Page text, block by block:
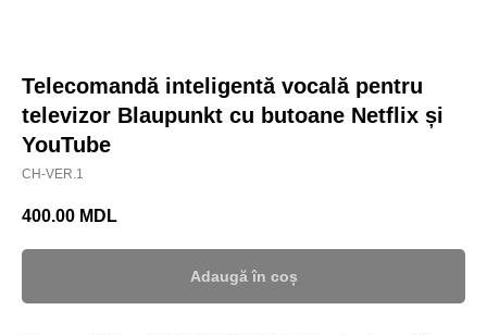
Telecomandă inteligentă vocală pentru
televizor Blaupunkt cu butoane Netflix și
YouTube
CH-VER.1
400.00 MDL
Adaugă în coș